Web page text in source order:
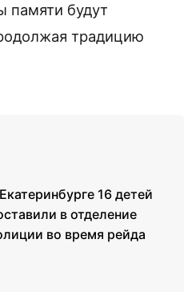
памяти будут
традицию
16 детей
в отделение
во время рейда